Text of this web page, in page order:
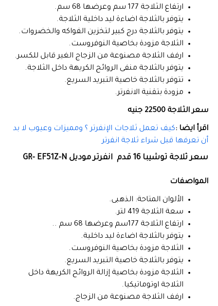
ارتفاع الثلاجة 177 سم وعرضها 68 سم.
يتوفر بالثلاجة اضاءة ليد داخلية الثلاجة.
يتوفر بالثلاجة درج كبير لتخزين الفواكه والخضروات.
الثلاجة مزودة بخاصية النوفروست.
ارفف الثلاجة مصنوعة من الزجاج الغير قابل للكسر.
يتوفر بالثلاجة منفى الروائح الكريهة داخل الثلاجة.
تتوفر بالثلاجة خاصية التبريد السريع.
مزودة بتقنية الانفرتر.
سعر الثلاجة 22500 جنيه
اقرأ ايضا :كيف تعمل ثلاجات الإنفرتر ؟ ومميزات وعيوب لا بد
أن تعرفها قبل شراء ثلاجة انفرتر
سعر ثلاجة توشيبا 16 قدم انفرتر موديل GR- EF51Z-N
المواصفات
الألوان المتاحة: الذهبى.
سعة الثلاجة 419 لتر.
ارتفاع الثلاجة 177سم وعرضها 68 سم ..
يتوفر بالثلاجة اضاءة ليد داخلية.
الثلاجة مزودة بخاصية النوفروست.
يتوفر بالثلاجة خاصية التبريد السريع.
الثلاجة مزودة بخاصية إزالة الروائح الكريهة داخل
الثلاجة اوتوماتيكيا.
ارفف الثلاجة مصنوعة من الزجاج.